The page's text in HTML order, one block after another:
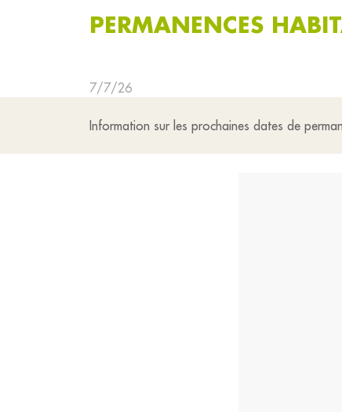
PERMANENCES
7/7/26
Information sur les prochaines dates de